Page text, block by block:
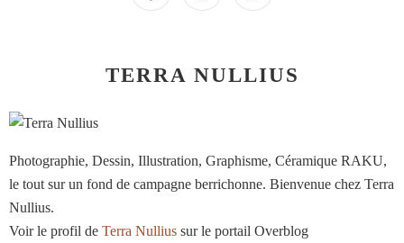
TERRA NULLIUS
Photographie, Dessin, Illustration, Graphisme, Céramique RAKU,
le tout sur un fond de campagne berrichonne. Bienvenue chez Terra
Nullius.
Voir le profil de Terra Nullius sur le portail Overblog